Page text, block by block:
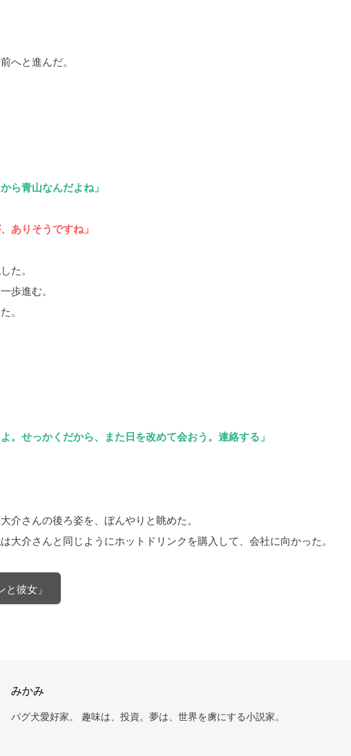
へと進んだ。
ら青山なんだよね」
ありそうですね」
た。
歩進む。
。
。せっかくだから、また日を改めて会おう。連絡する」
介さんの後ろ姿を、ぼんやりと眺めた。
大介さんと同じようにホットドリンクを購入して、会社に向かった。
彼女」
みかみ
パグ犬愛好家。 趣味は、投資。夢は、世界を虜にする小説家。